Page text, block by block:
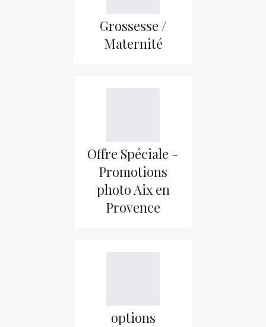
Grossesse /
Maternité
Offre Spéciale -
Promotions
photo Aix en
Provence
options